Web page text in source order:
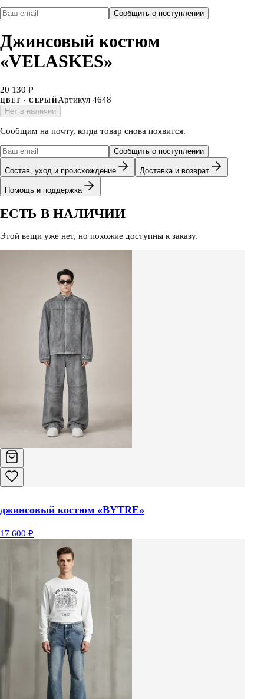
Сообщить о поступлении
Джинсовый костюм
«VELASKES»
20 130 ₽
ЦВЕТ · СЕРЫЙАртикул 4648
Нет в наличии
Сообщим на почту, когда товар снова появится.
Сообщить о поступлении
Состав, уход и происхождение Доставка и возврат
Помощь и поддержка
ЕСТЬ В НАЛИЧИИ
Этой вещи уже нет, но похожие доступны к заказу.
джинсовый костюм «BYTRE»
17 600 ₽